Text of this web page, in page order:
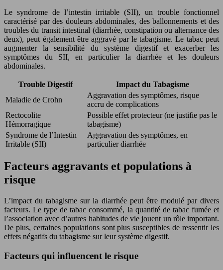
Le syndrome de l’intestin irritable (SII), un trouble fonctionnel
caractérisé par des douleurs abdominales, des ballonnements et des
troubles du transit intestinal (diarrhée, constipation ou alternance des
deux), peut également être aggravé par le tabagisme. Le tabac peut
augmenter la sensibilité du système digestif et exacerber les
symptômes du SII, en particulier la diarrhée et les douleurs
abdominales.
Trouble Digestif
Impact du Tabagisme
Maladie de Crohn
Aggravation des symptômes, risque
accru de complications
Rectocolite
Hémorragique
Possible effet protecteur (ne justifie pas le
tabagisme)
Syndrome de l’Intestin
Irritable (SII)
Aggravation des symptômes, en
particulier diarrhée
Facteurs aggravants et populations à
risque
L’impact du tabagisme sur la diarrhée peut être modulé par divers
facteurs. Le type de tabac consommé, la quantité de tabac fumée et
l’association avec d’autres habitudes de vie jouent un rôle important.
De plus, certaines populations sont plus susceptibles de ressentir les
effets négatifs du tabagisme sur leur système digestif.
Facteurs qui influencent le risque